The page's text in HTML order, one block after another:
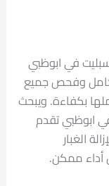
في ابوظبي
وفحص جميع
بكفاءة. ويبحث
ابوظبي تقدم
الغبار
أداء ممكن.